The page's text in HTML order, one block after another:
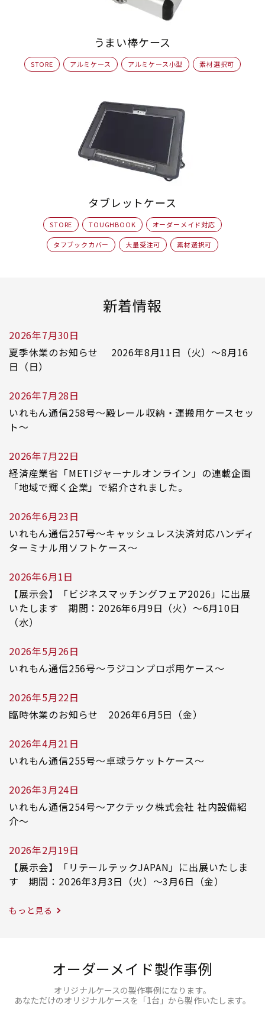
うまい棒ケース
STORE アルミケース アルミケース小型 素材選択可
タブレットケース
STORE TOUGHBOOK オーダーメイド対応
タフブックカバー 大量受注可 素材選択可
新着情報
2026年7月30日
夏季休業のお知らせ 2026年8月11日（火）～8月16
日（日）
2026年7月28日
いれもん通信258号～殿レール収納・運搬用ケースセッ
ト～
2026年7月22日
経済産業省「METIジャーナルオンライン」の連載企画
「地域で輝く企業」で紹介されました。
2026年6月23日
いれもん通信257号～キャッシュレス決済対応ハンディ
ターミナル用ソフトケース～
2026年6月1日
【展示会】「ビジネスマッチングフェア2026」に出展
いたします 期間：2026年6月9日（火）～6月10日
（水）
2026年5月26日
いれもん通信256号～ラジコンプロポ用ケース～
2026年5月22日
臨時休業のお知らせ 2026年6月5日（金）
2026年4月21日
いれもん通信255号～卓球ラケットケース～
2026年3月24日
いれもん通信254号～アクテック株式会社 社内設備紹
介～
2026年2月19日
【展示会】「リテールテックJAPAN」に出展いたしま
す 期間：2026年3月3日（火）～3月6日（金）
もっと見る
オーダーメイド製作事例
オリジナルケースの製作事例になります。
あなただけのオリジナルケースを「1台」から製作いたします。